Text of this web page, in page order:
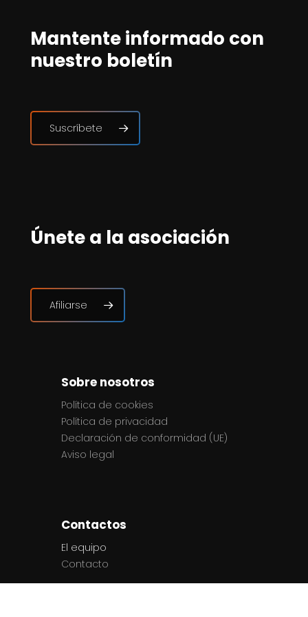
Mantente informado con
nuestro boletín
Suscríbete
Únete a la asociación
Afiliarse
Sobre nosotros
Política de cookies
Política de privacidad
Declaración de conformidad (UE)
Aviso legal
Contactos
El equipo
Contacto